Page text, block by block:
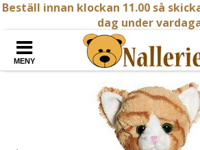
Beställ innan klockan 11.00 så
dag under
MENY